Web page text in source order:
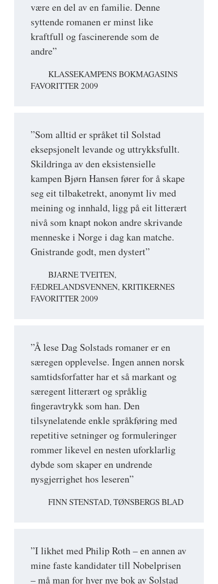
være en del av en familie. Denne
syttende romanen er minst like
kraftfull og fascinerende som de
andre”
KLASSEKAMPENS BOKMAGASINS
FAVORITTER 2009
”Som alltid er språket til Solstad
eksepsjonelt levande og uttrykksfullt.
Skildringa av den eksistensielle
kampen Bjørn Hansen fører for å skape
seg eit tilbaketrekt, anonymt liv med
meining og innhald, ligg på eit litterært
nivå som knapt nokon andre skrivande
menneske i Norge i dag kan matche.
Gnistrande godt, men dystert”
BJARNE TVEITEN,
FÆDRELANDSVENNEN, KRITIKERNES
FAVORITTER 2009
”Å lese Dag Solstads romaner er en
særegen opplevelse. Ingen annen norsk
samtidsforfatter har et så markant og
særegent litterært og språklig
fingeravtrykk som han. Den
tilsynelatende enkle språkføring med
repetitive setninger og formuleringer
rommer likevel en nesten uforklarlig
dybde som skaper en undrende
nysgjerrighet hos leseren”
FINN STENSTAD, TØNSBERGS BLAD
”I likhet med Philip Roth – en annen av
mine faste kandidater till Nobelprisen
– må man for hver nye bok av Solstad